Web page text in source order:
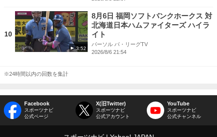
10
3:52
8月6日 福岡ソフトバンクホークス 対
北海道日本ハムファイターズ ハイラ
イト
パーソル パ・リーグTV
2026/8/6 21:54
※24時間以内の回数を集計
Facebook
スポーツナビ
公式ページ
X(旧Twitter)
スポーツナビ
公式アカウント
YouTube
スポーツナビ
公式チャンネル